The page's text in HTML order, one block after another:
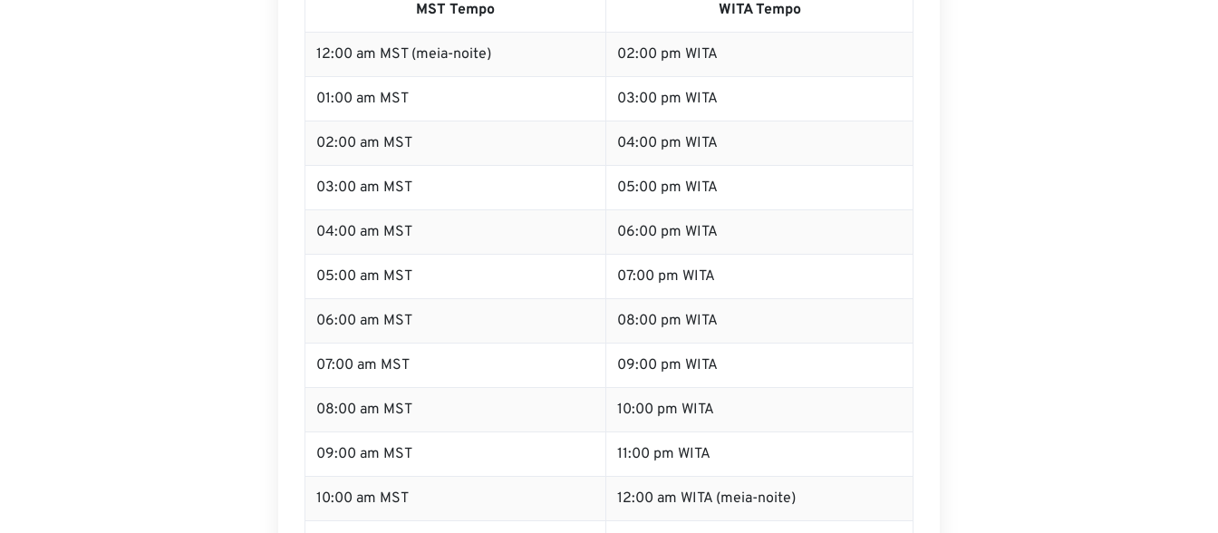
MST Tempo WITA Tempo
12:00 am MST (meia-noite) 02:00 pm WITA
01:00 am MST 03:00 pm WITA
02:00 am MST 04:00 pm WITA
03:00 am MST 05:00 pm WITA
04:00 am MST 06:00 pm WITA
05:00 am MST 07:00 pm WITA
06:00 am MST 08:00 pm WITA
07:00 am MST 09:00 pm WITA
08:00 am MST 10:00 pm WITA
09:00 am MST 11:00 pm WITA
10:00 am MST 12:00 am WITA (meia-noite)